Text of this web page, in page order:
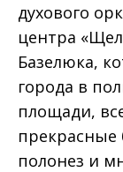
духового
центра
Базелюка,
города в
площади,
прекрасные
полонез и